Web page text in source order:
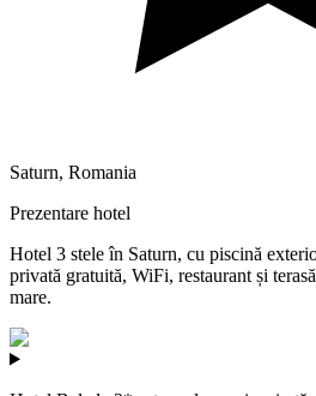
Saturn, Romania
Prezentare hotel
Hotel 3 stele în Saturn, cu piscină
privată gratuită, WiFi, restaurant și
mare.